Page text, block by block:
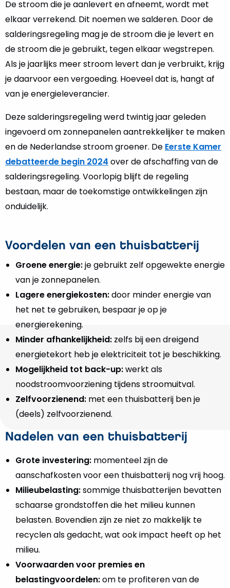
De stroom die je aanlevert en afneemt, wordt met
elkaar verrekend. Dit noemen we salderen. Door de
salderingsregeling mag je de stroom die je levert en
de stroom die je gebruikt, tegen elkaar wegstrepen.
Als je jaarlijks meer stroom levert dan je verbruikt, krijg
je daarvoor een vergoeding. Hoeveel dat is, hangt af
van je energieleverancier.
Deze salderingsregeling werd twintig jaar geleden
ingevoerd om zonnepanelen aantrekkelijker te maken
en de Nederlandse stroom groener. De Eerste Kamer
debatteerde begin 2024 over de afschaffing van de
salderingsregeling. Voorlopig blijft de regeling
bestaan, maar de toekomstige ontwikkelingen zijn
onduidelijk.
Voordelen van een thuisbatterij
Groene energie:je gebruikt zelf opgewekte energie
van je zonnepanelen.
Lagere energiekosten:door minder energie van
het net te gebruiken, bespaar je op je
energierekening.
Minder afhankelijkheid: zelfs bij een dreigend
energietekort heb je elektriciteit tot je beschikking.
Mogelijkheid tot back-up:werkt als
noodstroomvoorziening tijdens stroomuitval.
Zelfvoorzienend: met een thuisbatterij ben je
(deels) zelfvoorzienend.
Nadelen van een thuisbatterij
Grote investering: momenteel zijn de
aanschafkosten voor een thuisbatterij nog vrij hoog.
Milieubelasting:sommige thuisbatterijen bevatten
schaarse grondstoffen die het milieu kunnen
belasten. Bovendien zijn ze niet zo makkelijk te
recyclen als gedacht, wat ook impact heeft op het
milieu.
Voorwaarden voor premies en
belastingvoordelen:om te profiteren van de